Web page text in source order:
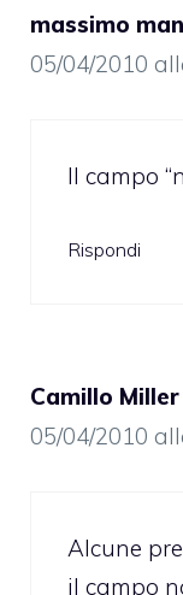
massimo
05/04/2010
Il campo
Rispondi
Camillo Miller
05/04/2010
Alcune
il campo